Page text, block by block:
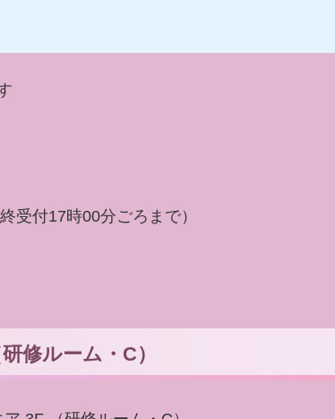
受付17時00分ごろまで）
修ルーム・C）